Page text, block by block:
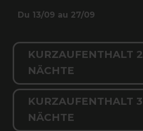
Du 13/09 au 27/09
KURZAUFENTHALT 2
NÄCHTE
KURZAUFENTHALT 3
NÄCHTE